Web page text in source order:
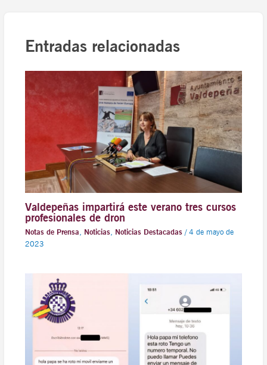
Entradas relacionadas
Valdepeñas impartirá este verano tres cursos
profesionales de dron
Notas de Prensa Noticias, Noticias Destacadas/ 4 de mayo de
2023